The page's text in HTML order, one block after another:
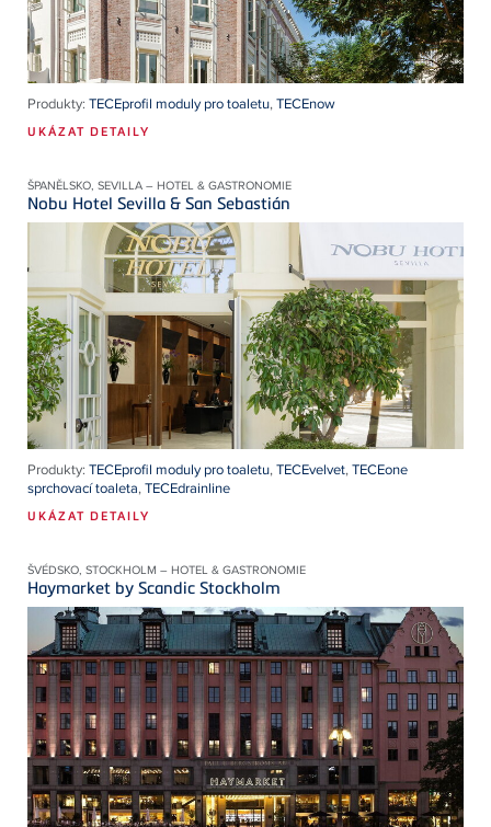
Produkty: TECEprofil moduly pro toaletu,TECEnow
UKÁZAT DETAILY
ŠPANĚLSKO, SEVILLA – HOTEL & GASTRONOMIE
Nobu Hotel Sevilla & San Sebastián
Produkty: TECEprofil moduly pro toaletu,TECEvelvet,TECEone
sprchovací toaleta,TECEdrainline
UKÁZAT DETAILY
ŠVÉDSKO, STOCKHOLM – HOTEL & GASTRONOMIE
Haymarket by Scandic Stockholm